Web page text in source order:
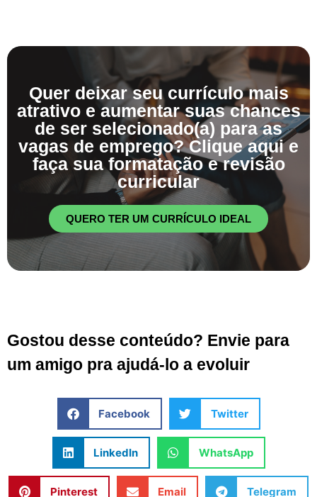
Quer deixar seu currículo mais
atrativo e aumentar suas chances
de ser selecionado(a) para as
vagas de emprego? Clique aqui e
faça sua formatação e revisão
curricular
QUERO TER UM CURRÍCULO IDEAL
Gostou desse conteúdo? Envie para
um amigo pra ajudá-lo a evoluir
Facebook Twitter
LinkedIn WhatsApp
Pinterest Email Telegram